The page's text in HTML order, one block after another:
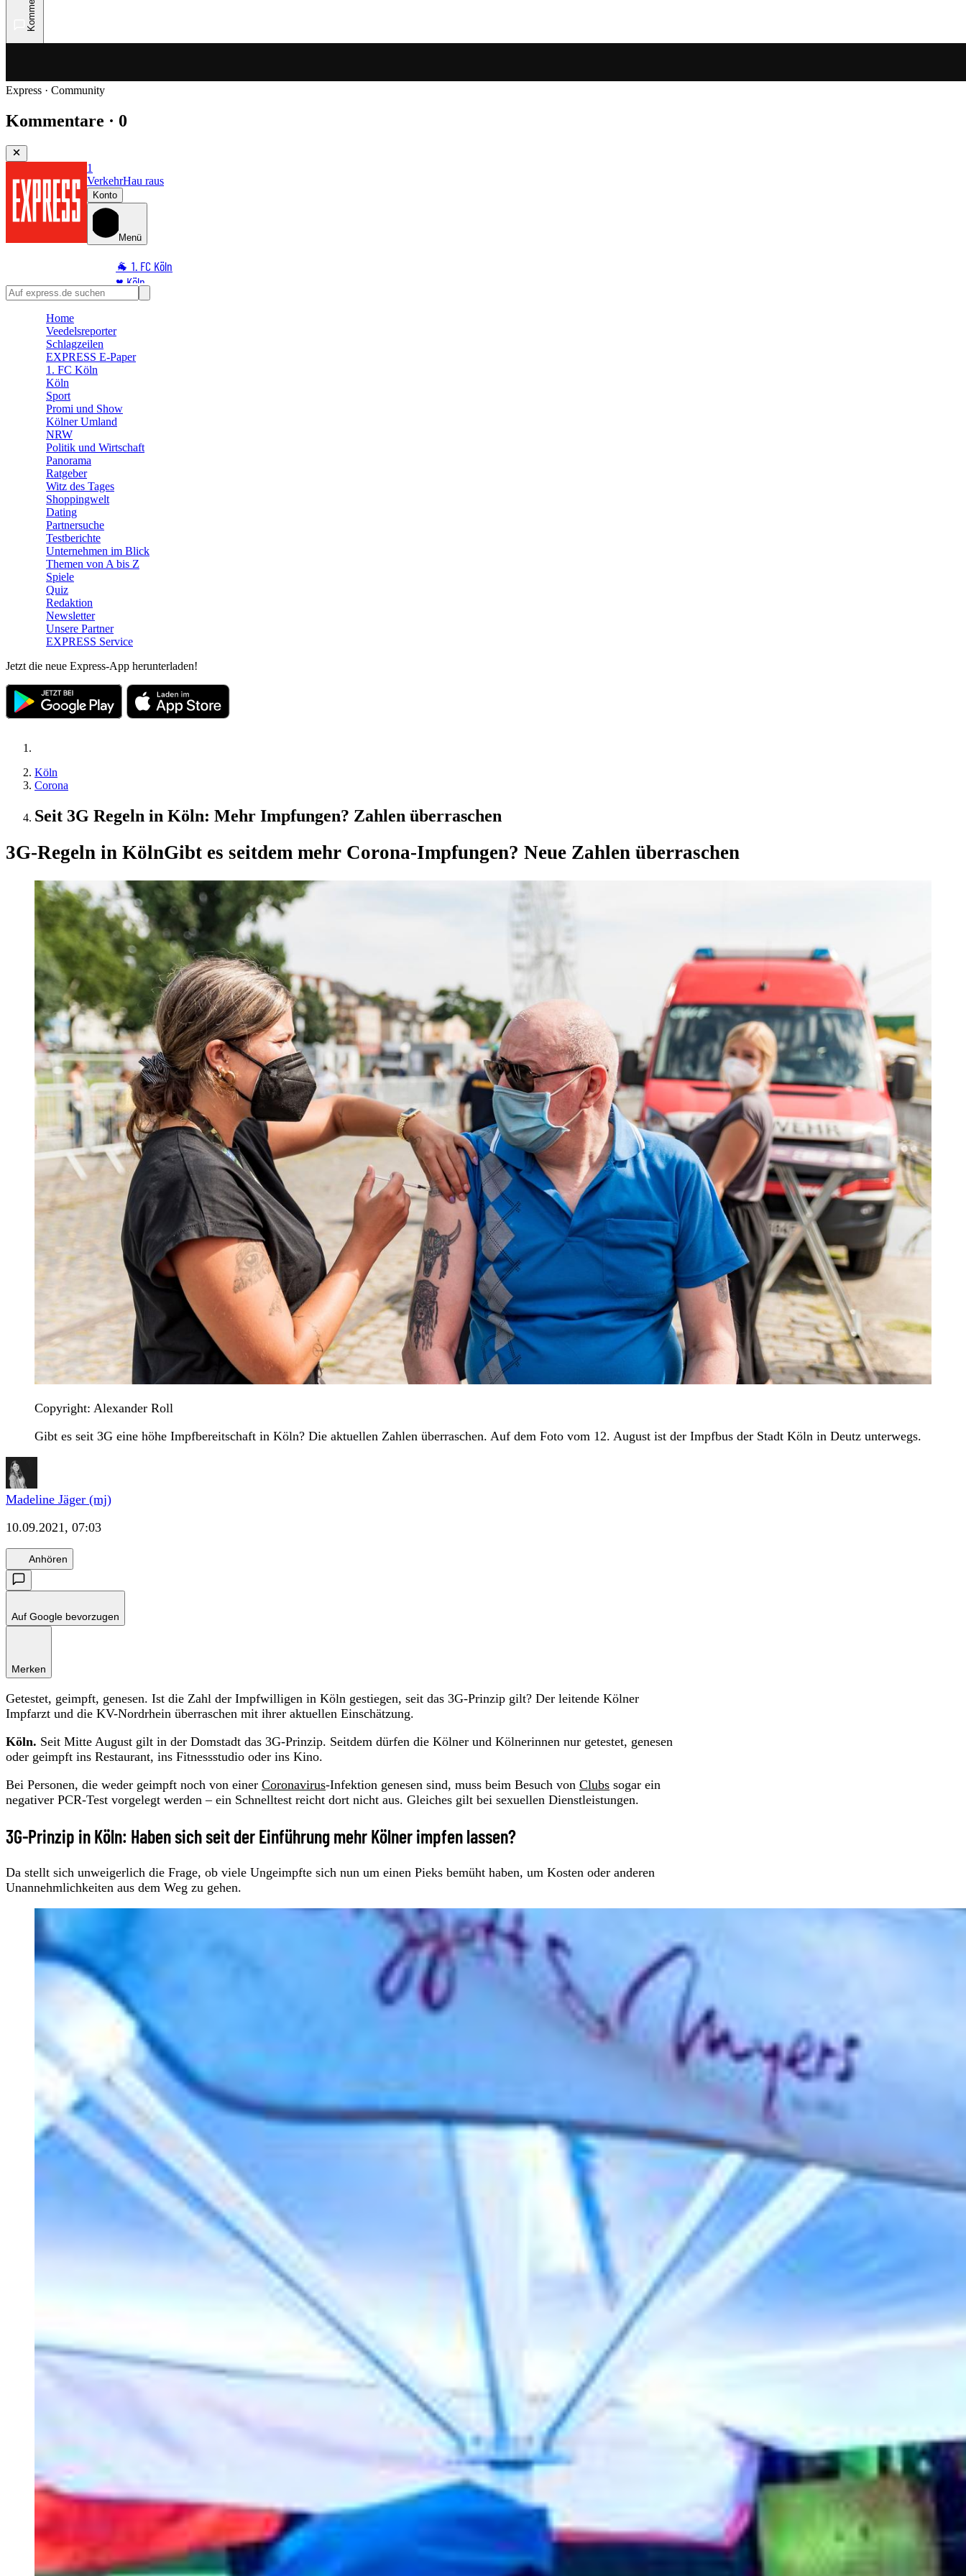
Express · Community
Kommentare · 0
1
VerkehrHau raus
Konto
Menü
🐐 1. FC Köln
♥️ Köln
⭐ Promi
🛒 Shoppingwelt
🧩 Spiele
Home
Veedelsreporter
Schlagzeilen
EXPRESS E-Paper
1. FC Köln
Köln
Sport
Promi und Show
Kölner Umland
NRW
Politik und Wirtschaft
Panorama
Ratgeber
Witz des Tages
Shoppingwelt
Dating
Partnersuche
Testberichte
Unternehmen im Blick
Themen von A bis Z
Spiele
Quiz
Redaktion
Newsletter
Unsere Partner
EXPRESS Service
Jetzt die neue Express-App herunterladen!
Köln
Corona
Seit 3G Regeln in Köln: Mehr Impfungen? Zahlen überraschen
3G-Regeln in KölnGibt es seitdem mehr Corona-Impfungen? Neue Zahlen überraschen
Copyright: Alexander Roll
Gibt es seit 3G eine höhe Impfbereitschaft in Köln? Die aktuellen Zahlen überraschen. Auf dem Foto vom 12. August ist der Impfbus der Stadt Köln in Deutz unterwegs.
Madeline Jäger (mj)
10.09.2021, 07:03
Anhören
Auf Google bevorzugen
Merken
Getestet, geimpft, genesen. Ist die Zahl der Impfwilligen in Köln gestiegen, seit das 3G-Prinzip gilt? Der leitende Kölner
Impfarzt und die KV-Nordrhein überraschen mit ihrer aktuellen Einschätzung.
Köln. Seit Mitte August gilt in der Domstadt das 3G-Prinzip. Seitdem dürfen die Kölner und Kölnerinnen nur getestet, genesen
oder geimpft ins Restaurant, ins Fitnessstudio oder ins Kino.
Bei Personen, die weder geimpft noch von einer Coronavirus-Infektion genesen sind, muss beim Besuch von Clubs sogar ein
negativer PCR-Test vorgelegt werden – ein Schnelltest reicht dort nicht aus. Gleiches gilt bei sexuellen Dienstleistungen.
3G-Prinzip in Köln: Haben sich seit der Einführung mehr Kölner impfen lassen?
Da stellt sich unweigerlich die Frage, ob viele Ungeimpfte sich nun um einen Pieks bemüht haben, um Kosten oder anderen
Unannehmlichkeiten aus dem Weg zu gehen.